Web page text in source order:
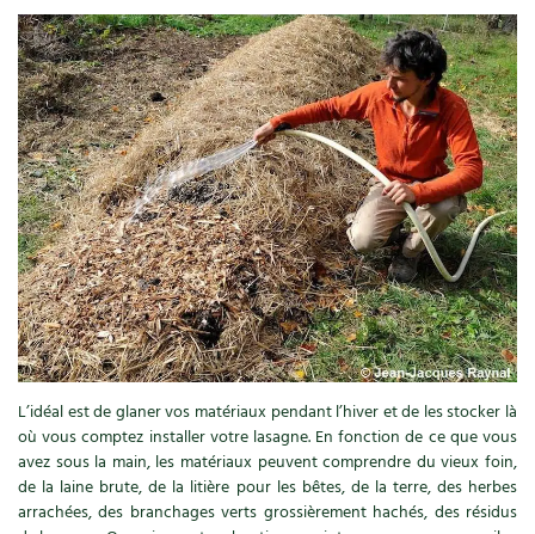
Soins et cosmétiques au naturel
Société et alternatives
Vivre l’écologie
Protéger la nature
Autonomie
Enfants
Les 4 saisons
Archives
L’idéal est de glaner vos matériaux pendant l’hiver et de les stocker là
où vous comptez installer votre lasagne. En fonction de ce que vous
avez sous la main, les matériaux peuvent comprendre du vieux foin,
de la laine brute, de la litière pour les bêtes, de la terre, des herbes
arrachées, des branchages verts grossièrement hachés, des résidus